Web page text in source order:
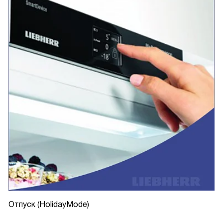
Отпуск (HolidayMode)